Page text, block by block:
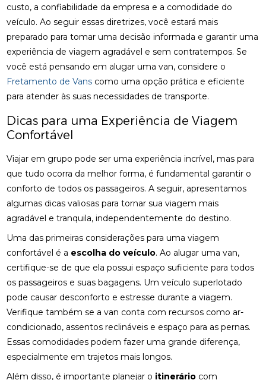
custo, a confiabilidade da empresa e a comodidade do
veículo. Ao seguir essas diretrizes, você estará mais
preparado para tomar uma decisão informada e garantir uma
experiência de viagem agradável e sem contratempos. Se
você está pensando em alugar uma van, considere o
Fretamento de Vans como uma opção prática e eficiente
para atender às suas necessidades de transporte.
Dicas para uma Experiência de Viagem
Confortável
Viajar em grupo pode ser uma experiência incrível, mas para
que tudo ocorra da melhor forma, é fundamental garantir o
conforto de todos os passageiros. A seguir, apresentamos
algumas dicas valiosas para tornar sua viagem mais
agradável e tranquila, independentemente do destino.
Uma das primeiras considerações para uma viagem
confortável é a escolha do veículo. Ao alugar uma van,
certifique-se de que ela possui espaço suficiente para todos
os passageiros e suas bagagens. Um veículo superlotado
pode causar desconforto e estresse durante a viagem.
Verifique também se a van conta com recursos como ar-
condicionado, assentos reclináveis e espaço para as pernas.
Essas comodidades podem fazer uma grande diferença,
especialmente em trajetos mais longos.
Além disso, é importante planejar o itinerário com